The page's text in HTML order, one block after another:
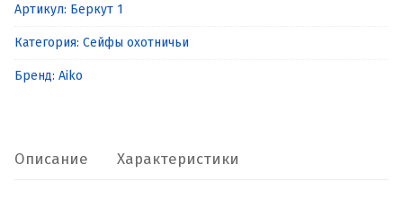
сейф
Aiko
Беркут
Артикул: Беркут 1
Категория: Сейфы охотничьи
Бренд: Aiko
Описание Характеристики